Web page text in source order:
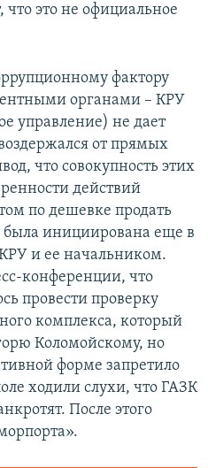
что это не официальное
фактору
органами – КРУ
управление) не дает
от прямых
что совокупность этих
действий
по дешевке продать
инициирована еще в
и ее начальником.
конференции, что
провести проверку
комплекса, который
Коломойскому, но
форме запретило
ходили слухи, что ГАЗК
После этого